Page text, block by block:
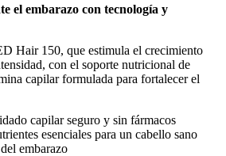
el embarazo con tecnología y
Hair 150, que estimula el crecimiento
con el soporte nutricional de
capilar formulada para fortalecer el
capilar seguro y sin fármacos
esenciales para un cabello sano
embarazo